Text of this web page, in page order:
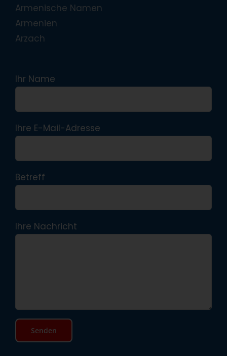
Armenische Namen
Armenien
Arzach
Ihr Name
Ihre E-Mail-Adresse
Betreff
Ihre Nachricht